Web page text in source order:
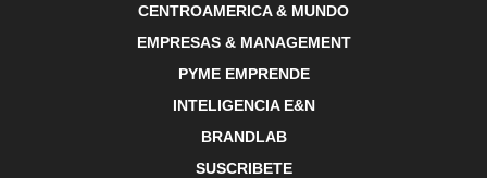
CENTROAMERICA & MUNDO
EMPRESAS & MANAGEMENT
PYME EMPRENDE
INTELIGENCIA E&N
BRANDLAB
SUSCRIBETE